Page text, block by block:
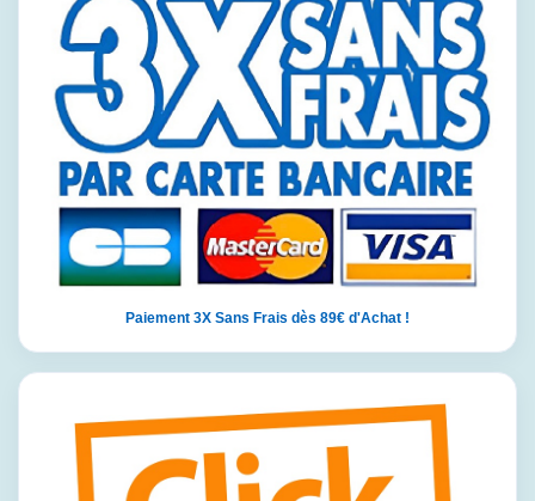
Paiement 3X Sans Frais dès 89€ d'Achat !